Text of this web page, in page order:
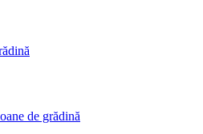
de grădină